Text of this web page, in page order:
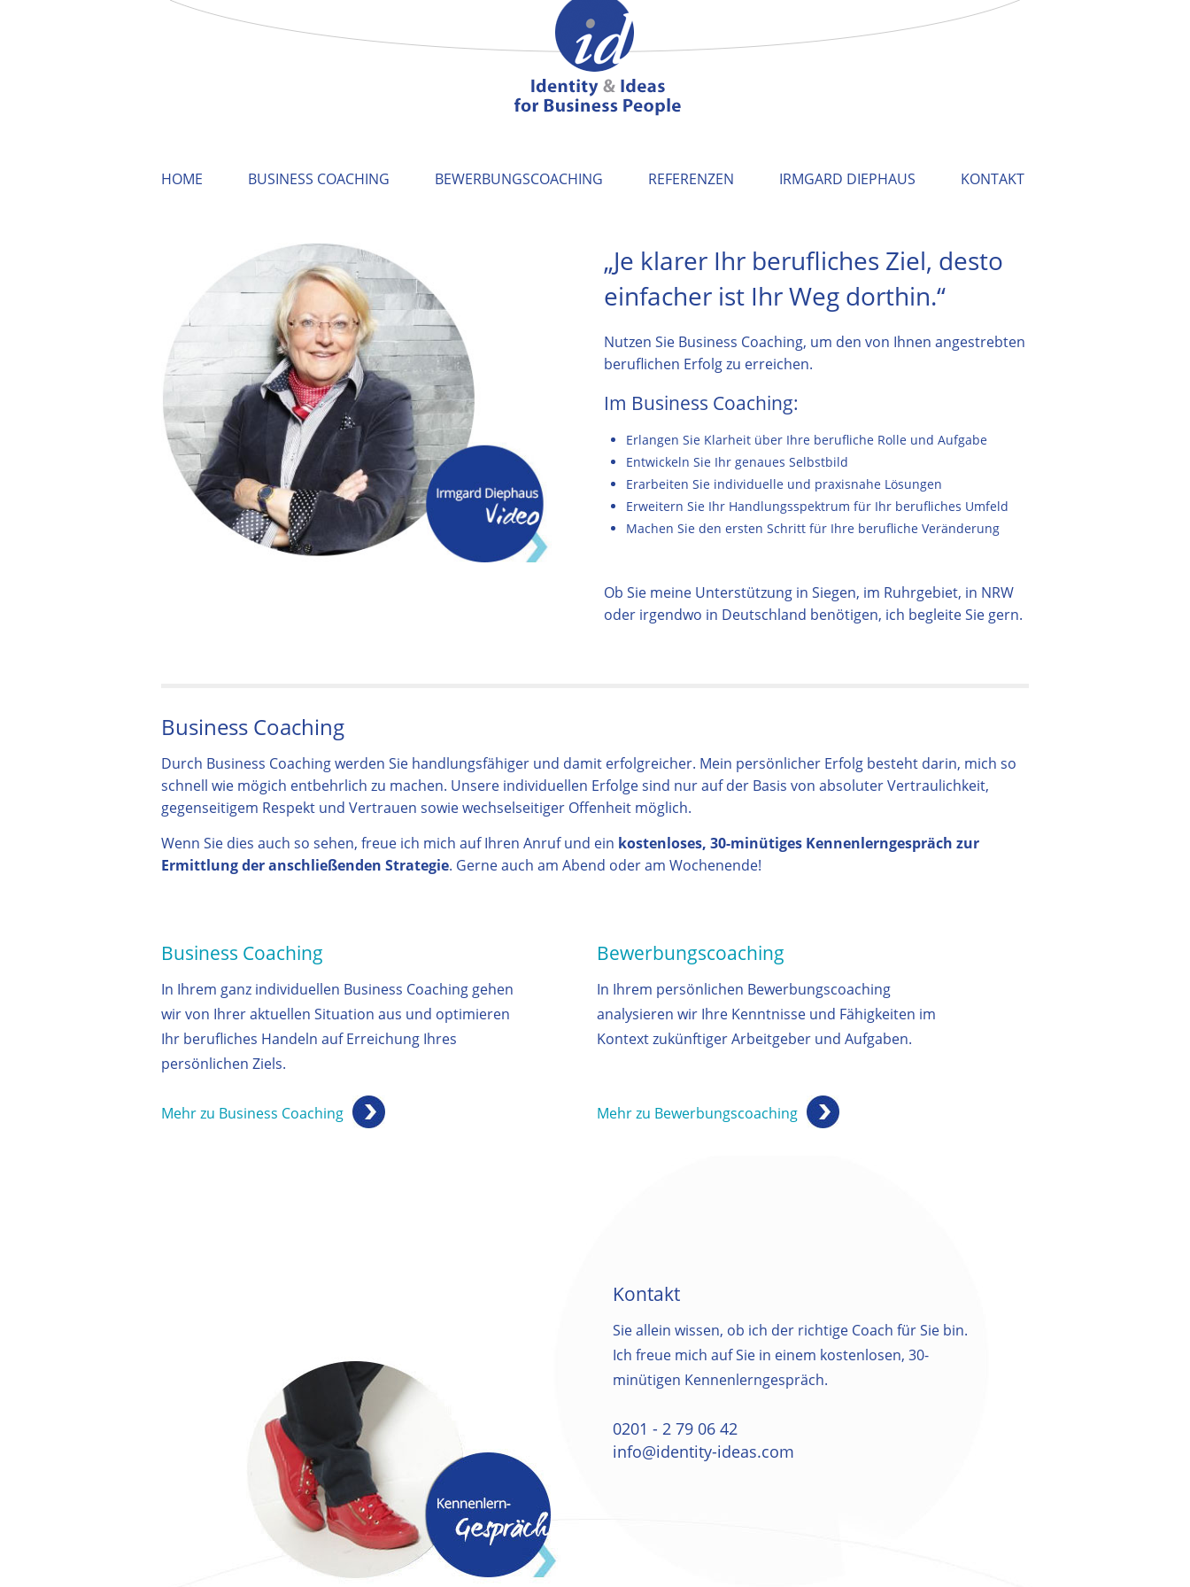
HOME BUSINESS COACHING BEWERBUNGSCOACHING REFERENZEN IRMGARD DIEPHAUS KONTAKT
„Je klarer Ihr berufliches Ziel, desto
einfacher ist Ihr Weg dorthin.“
Nutzen Sie Business Coaching, um den von Ihnen angestrebten
beruflichen Erfolg zu erreichen.
Im Business Coaching:
Erlangen Sie Klarheit über Ihre berufliche Rolle und Aufgabe
Entwickeln Sie Ihr genaues Selbstbild
Erarbeiten Sie individuelle und praxisnahe Lösungen
Erweitern Sie Ihr Handlungsspektrum für Ihr berufliches Umfeld
Machen Sie den ersten Schritt für Ihre berufliche Veränderung
Ob Sie meine Unterstützung in Siegen, im Ruhrgebiet, in NRW
oder irgendwo in Deutschland benötigen, ich begleite Sie gern.
Business Coaching
Durch Business Coaching werden Sie handlungsfähiger und damit erfolgreicher. Mein persönlicher Erfolg besteht darin, mich so
schnell wie mögich entbehrlich zu machen. Unsere individuellen Erfolge sind nur auf der Basis von absoluter Vertraulichkeit,
gegenseitigem Respekt und Vertrauen sowie wechselseitiger Offenheit möglich.
Wenn Sie dies auch so sehen, freue ich mich auf Ihren Anruf und ein kostenloses, 30-minütiges Kennenlerngespräch zur
Ermittlung der anschließenden Strategie. Gerne auch am Abend oder am Wochenende!
Business Coaching
In Ihrem ganz individuellen Business Coaching gehen
wir von Ihrer aktuellen Situation aus und optimieren
Ihr berufliches Handeln auf Erreichung Ihres
persönlichen Ziels.
Mehr zu Business Coaching
Bewerbungscoaching
In Ihrem persönlichen Bewerbungscoaching
analysieren wir Ihre Kenntnisse und Fähigkeiten im
Kontext zukünftiger Arbeitgeber und Aufgaben.
Mehr zu Bewerbungscoaching
Kontakt
Sie allein wissen, ob ich der richtige Coach für Sie bin.
Ich freue mich auf Sie in einem kostenlosen, 30-
minütigen Kennenlerngespräch.
0201 - 2 79 06 42
info@identity-ideas.com